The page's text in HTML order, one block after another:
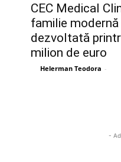
CEC Medical
familie
dezvoltată
milion de euro
Helerman Teodora -
-